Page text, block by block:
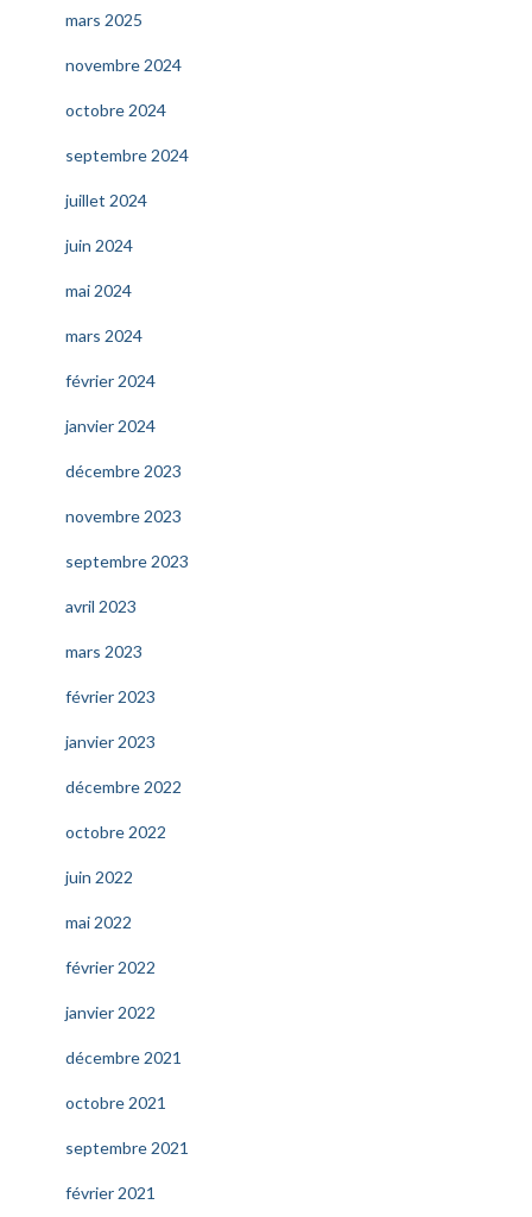
mars 2025
novembre 2024
octobre 2024
septembre 2024
juillet 2024
juin 2024
mai 2024
mars 2024
février 2024
janvier 2024
décembre 2023
novembre 2023
septembre 2023
avril 2023
mars 2023
février 2023
janvier 2023
décembre 2022
octobre 2022
juin 2022
mai 2022
février 2022
janvier 2022
décembre 2021
octobre 2021
septembre 2021
février 2021